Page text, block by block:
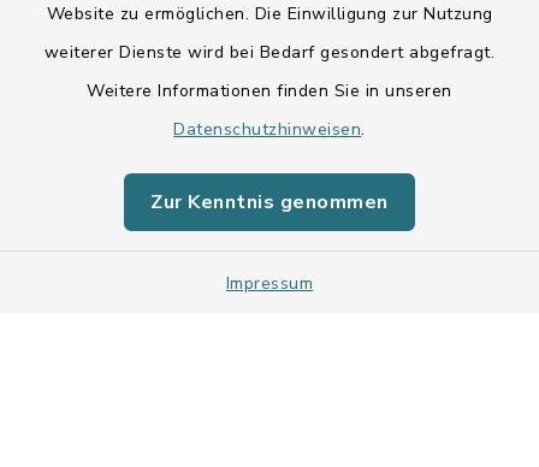
Website zu ermöglichen. Die Einwilligung zur Nutzung
weiterer Dienste wird bei Bedarf gesondert abgefragt.
Weitere Informationen finden Sie in unseren
Datenschutzhinweisen.
Zur Kenntnis genommen
Impressum
Barrierefreiheit
Impressum
Sitemap